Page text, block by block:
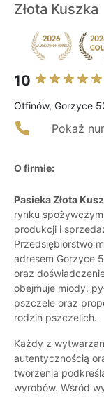
Złota Kuszka
10
Otfinów, Gorzyce
Pokaż
O firmie:
Pasieka Złota
rynku
produkcji i
Przedsiębiorstwo
adresem Gorzyce
oraz
obejmuje miody,
pszczele oraz
rodzin pszczelich.
Każdy z
autentycznością
tworzenia
wyrobów. Wśród